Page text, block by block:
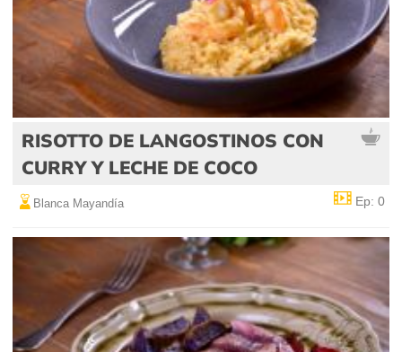
RISOTTO DE LANGOSTINOS CON
CURRY Y LECHE DE COCO
Blanca Mayandía Ep: 0